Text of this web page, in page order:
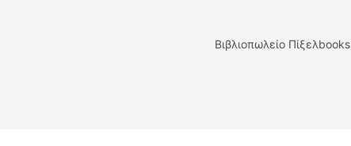
Βιβλιοπωλείο